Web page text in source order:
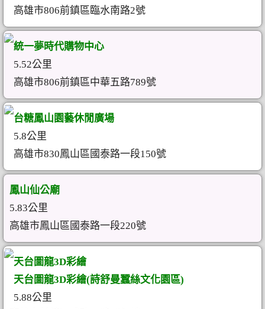
高雄市806前鎮區臨水南路2號
統一夢時代購物中心
5.52公里
高雄市806前鎮區中華五路789號
台糖鳳山園藝休閒廣場
5.8公里
高雄市830鳳山區國泰路一段150號
鳳山仙公廟
5.83公里
高雄市鳳山區國泰路一段220號
天台圖龍3D彩繪
天台圖龍3D彩繪(詩舒曼蠶絲文化園區)
5.88公里